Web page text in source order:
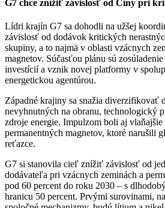
G7 chce znížiť závislosť od Číny pri
Lídri krajín G7 sa dohodli na užšej
závislosť od dodávok kritických
skupiny, a to najmä v oblasti vzácnych
magnetov. Súčasťou plánu sú
investícií a vznik novej platformy v
energetickou agentúrou.
Západné krajiny sa snažia diverzifikovať
nevyhnutných na obranu, technologický
zdroje energie. Impulzom boli aj
permanentných magnetov, ktoré narušili
reťazce.
G7 si stanovila cieľ znížiť závislosť od
dodávateľa pri vzácnych zeminách a
pod 60 percent do roku 2030 – s
hranicu 50 percent. Prvými surovinami,